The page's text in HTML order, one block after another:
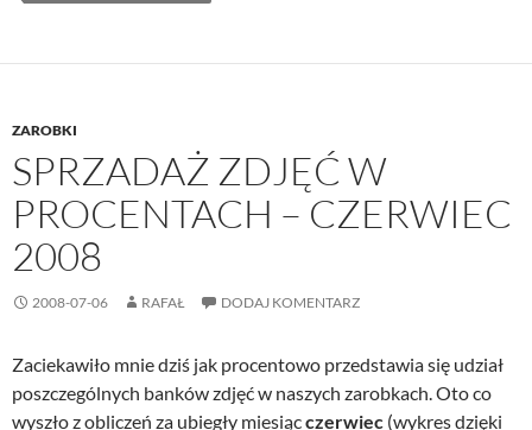
ZAROBKI
SPRZADAŻ ZDJĘĆ W
PROCENTACH – CZERWIEC
2008
2008-07-06 RAFAŁ DODAJ KOMENTARZ
Zaciekawiło mnie dziś jak procentowo przedstawia się udział
poszczególnych banków zdjęć w naszych zarobkach. Oto co
wyszło z obliczeń za ubiegły miesiącczerwiec (wykres dzięki